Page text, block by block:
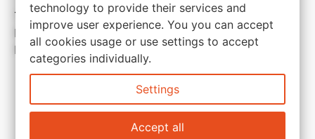
Termeni si conditii
Politica de confidentialitate
Politica de cookie
technology to provide their services and
improve user experience. You you can accept
all cookies usage or use settings to accept
categories individually.
Settings
Accept all